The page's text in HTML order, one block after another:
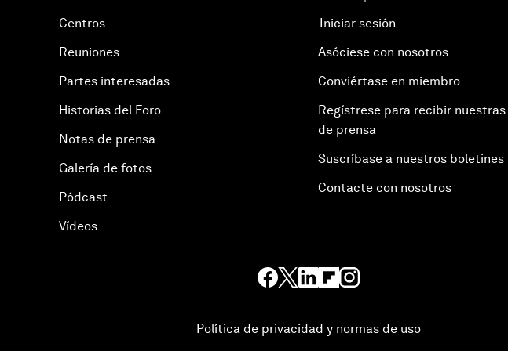
Centros
Reuniones
Partes interesadas
Historias del Foro
Notas de prensa
Galería de fotos
Pódcast
Vídeos
Iniciar sesión
Asóciese con nosotros
Conviértase en miembro
Regístrese para recibir
de prensa
Suscríbase a nuestros boletines
Contacte con nosotros
Política de privacidad y normas de uso